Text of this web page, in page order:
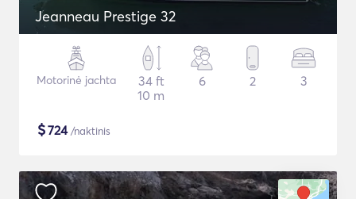
Jeanneau Prestige 32
Motorinė jachta
34 ft
10 m
6 2 3
$724/naktinis